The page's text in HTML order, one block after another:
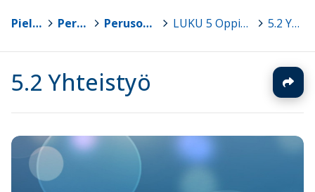
Pielavesi Perusopetus > Perusopetuksen opetussuunnitelma 2016 > LUKU 5 Oppimista ja hyvinvointia edistävä koulutyön järjestäminen 5.2 Yhteistyö
5.2 Yhteistyö